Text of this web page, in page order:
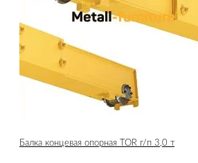
Балка концевая опорная TOR г/п 3,0 т